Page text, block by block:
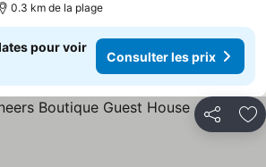
0.3 km de la plage
pour voir
Consulter les prix
Partager